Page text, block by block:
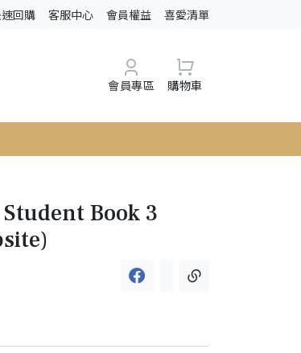
回購 客服中心 會員權益 喜愛清單
會員專區 購物車
Book 3